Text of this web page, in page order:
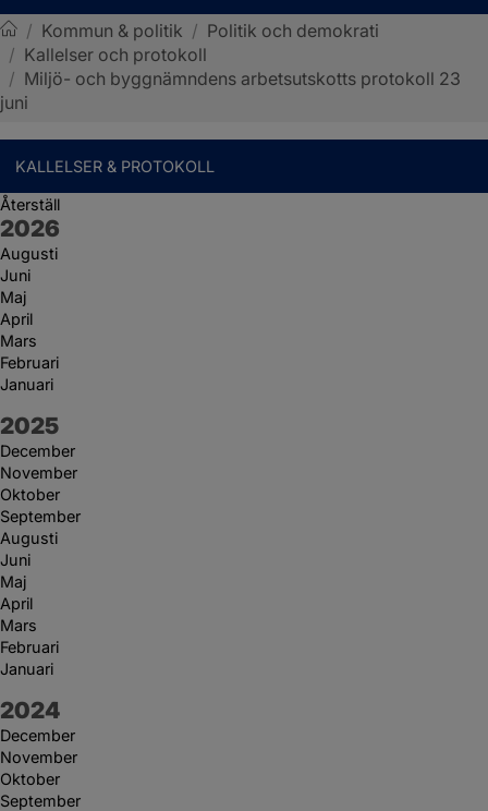
Sotenäs kommun
/ Kommun & politik / Politik och demokrati
/ Kallelser och protokoll
/ Miljö- och byggnämndens arbetsutskotts protokoll 23
juni
KALLELSER & PROTOKOLL
Återställ
År:
2026
Augusti
Juni
Maj
April
Mars
Februari
Januari
År:
2025
December
November
Oktober
September
Augusti
Juni
Maj
April
Mars
Februari
Januari
År:
2024
December
November
Oktober
September